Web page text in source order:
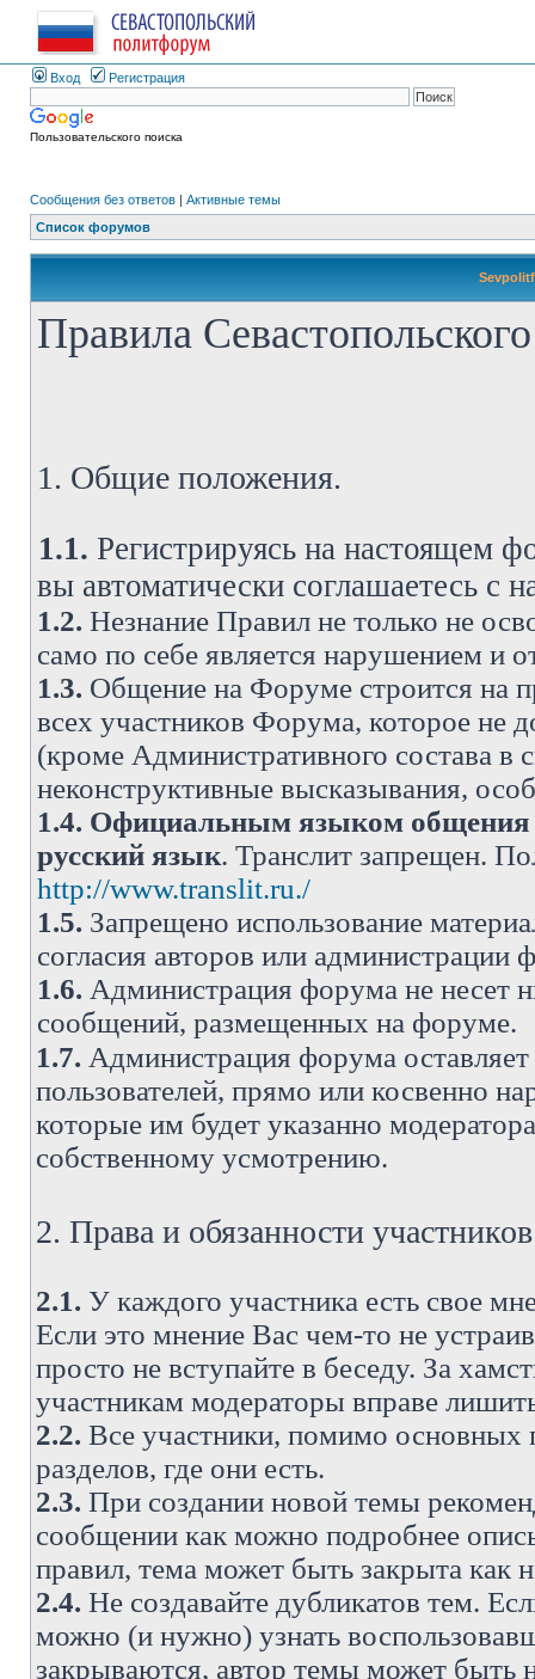
Вход Регистрация
Пользовательского поиска
Сообщения без ответов | Активные темы
Список форумов
Правила
1. Общие положения.
1.1. Регистрируясь на настоящем
вы автоматически соглашаетесь
1.2. Незнание Правил не только не
само по себе является нарушением и
1.3. Общение на Форуме строится на
всех участников Форума, которое не
(кроме Административного состава в
неконструктивные высказывания,
1.4. Официальным языком общения
русский язык. Транслит запрещен.
http://www.translit.ru./
1.5. Запрещено использование
согласия авторов или администрации
1.6. Администрация форума не несет
сообщений, размещенных на форуме.
1.7. Администрация форума
пользователей, прямо или косвенно
которые им будет указанно
собственному усмотрению.
2. Права и обязанности
2.1. У каждого участника есть свое
Если это мнение Вас чем-то не
просто не вступайте в беседу. За
участникам модераторы вправе
2.2. Все участники, помимо основных
разделов, где они есть.
2.3. При создании новой темы
сообщении как можно подробнее
правил, тема может быть закрыта как
2.4. Не создавайте дубликатов тем.
можно (и нужно) узнать
закрываются, автор темы может быть